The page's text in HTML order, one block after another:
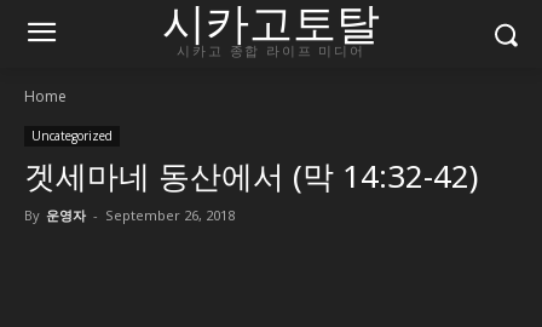
시카고토탈
시카고 종합 라이프 미디어
Home
Uncategorized
겟세마네 동산에서 (막 14:32-42)
By 운영자 - September 26, 2018